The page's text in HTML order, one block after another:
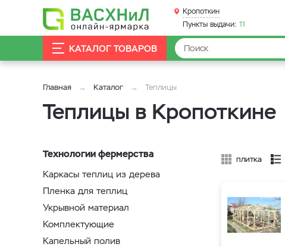
Кропоткин
Пункты выдачи: 11
КАТАЛОГ ТОВАРОВ
Главная Каталог Теплицы
Теплицы в Кропоткине
Технологии фермерства
Каркасы теплиц из дерева
Пленка для теплиц
Укрывной материал
Комплектующие
Капельный полив
плитка